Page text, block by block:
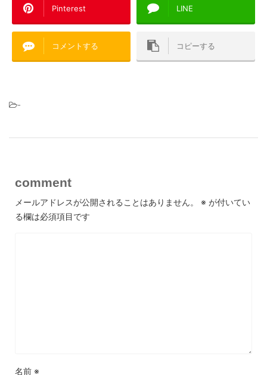
Pinterest LINE
コメントする コピーする
-
comment
メールアドレスが公開されることはありません。 ※ が付いてい
る欄は必須項目です
名前 ※